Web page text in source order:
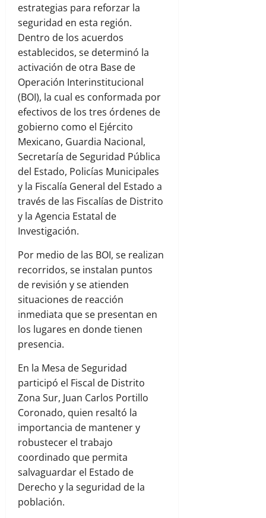
estrategias para reforzar la
seguridad en esta región.
Dentro de los acuerdos
establecidos, se determinó la
activación de otra Base de
Operación Interinstitucional
(BOI), la cual es conformada por
efectivos de los tres órdenes de
gobierno como el Ejército
Mexicano, Guardia Nacional,
Secretaría de Seguridad Pública
del Estado, Policías Municipales
y la Fiscalía General del Estado a
través de las Fiscalías de Distrito
y la Agencia Estatal de
Investigación.
Por medio de las BOI, se realizan
recorridos, se instalan puntos
de revisión y se atienden
situaciones de reacción
inmediata que se presentan en
los lugares en donde tienen
presencia.
En la Mesa de Seguridad
participó el Fiscal de Distrito
Zona Sur, Juan Carlos Portillo
Coronado, quien resaltó la
importancia de mantener y
robustecer el trabajo
coordinado que permita
salvaguardar el Estado de
Derecho y la seguridad de la
población.